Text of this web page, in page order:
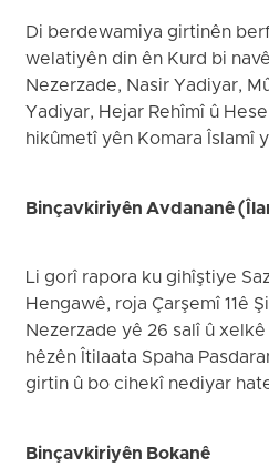
Di berdewamiya girtinên
welatiyên din ên Kurd bi
Nezerzade, Nasir Yadiyar,
Yadiyar, Hejar Rehîmî û
hikûmetî yên Komara Îslamî
Binçavkiriyên Avdananê
Li gorî rapora ku gihîştiye
Hengawê, roja Çarşemî 11ê
Nezerzade yê 26 salî û
hêzên Îtilaata Spaha
girtin û bo cihekî nediyar
Binçavkiriyên Bokanê